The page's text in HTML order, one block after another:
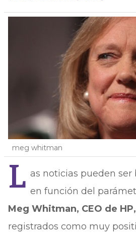
meg whitman
L as noticias pueden ser
en función del
Meg Whitman, CEO de HP,
registrados como muy